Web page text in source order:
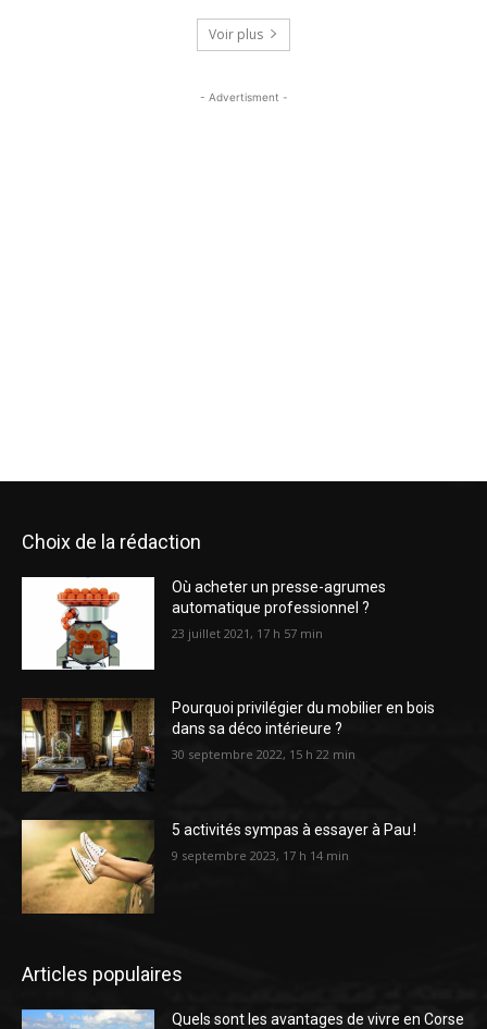
Voir plus
- Advertisment -
Choix de la rédaction
Où acheter un presse-agrumes
automatique professionnel ?
23 juillet 2021, 17 h 57 min
Pourquoi privilégier du mobilier en bois
dans sa déco intérieure ?
30 septembre 2022, 15 h 22 min
5 activités sympas à essayer à Pau !
9 septembre 2023, 17 h 14 min
Articles populaires
Quels sont les avantages de vivre en Corse